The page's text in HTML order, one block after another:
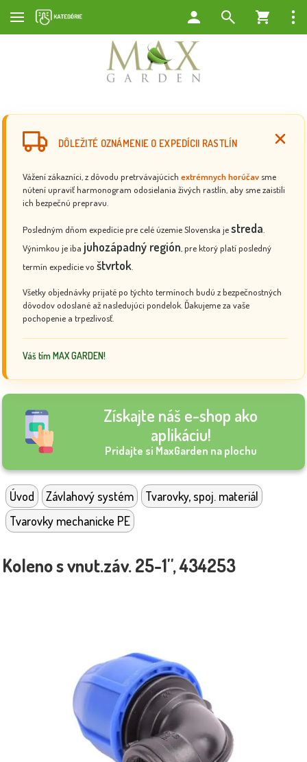
DÔLEŽITÉ OZNÁMENIE O EXPEDÍCII RASTLÍN
Vážení zákazníci, z dôvodu pretrvávajúcich extrémnych horúčav sme
nútení upraviť harmonogram odosielania živých rastlín, aby sme zaistili
ich bezpečnú prepravu.
Posledným dňom expedície pre celé územie Slovenska jestreda
Výnimkou je iba juhozápadný región , pre ktorý platí posledný
termín expedície vo štvrtok
Všetky objednávky prijaté po týchto termínoch budú z bezpečnostných
dôvodov odoslané až nasledujúci pondelok. Ďakujeme za vaše
pochopenie a trpezlivosť.
Váš tím MAX GARDEN!
Získajte náš e-shop ako
aplikáciu!
Pridajte si MaxGarden na plochu
Úvod Závlahový systém
Tvarovky, spoj. materiál
Tvarovky mechanicke PE
Koleno s vnut.záv. 25-1'', 434253